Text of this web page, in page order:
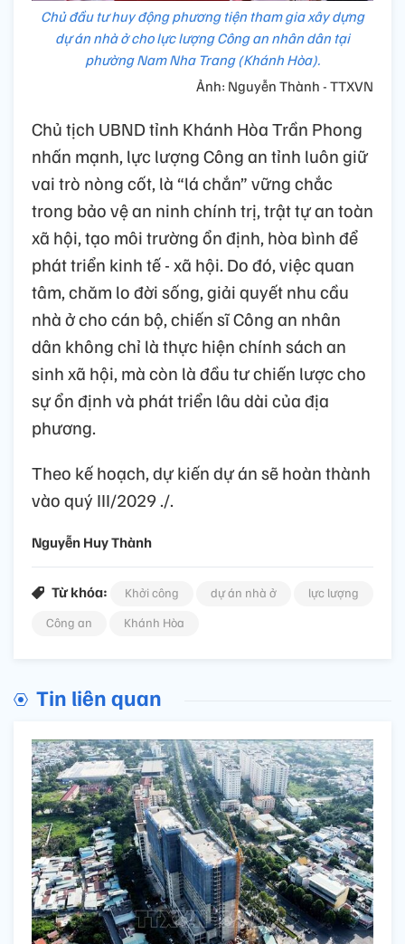
Chủ đầu tư huy động phương tiện tham gia xây dựng
dự án nhà ở cho lực lượng Công an nhân dân tại
phường Nam Nha Trang (Khánh Hòa).
Ảnh: Nguyễn Thành - TTXVN
Chủ tịch UBND tỉnh Khánh Hòa Trần Phong
nhấn mạnh, lực lượng Công an tỉnh luôn giữ
vai trò nòng cốt, là “lá chắn” vững chắc
trong bảo vệ an ninh chính trị, trật tự an toàn
xã hội, tạo môi trường ổn định, hòa bình để
phát triển kinh tế - xã hội. Do đó, việc quan
tâm, chăm lo đời sống, giải quyết nhu cầu
nhà ở cho cán bộ, chiến sĩ Công an nhân
dân không chỉ là thực hiện chính sách an
sinh xã hội, mà còn là đầu tư chiến lược cho
sự ổn định và phát triển lâu dài của địa
phương.
Theo kế hoạch, dự kiến dự án sẽ hoàn thành
vào quý III/2029 ./.
Nguyễn Huy Thành
Từ khóa: Khởi công dự án nhà ở
lực lượng
Công an
Khánh Hòa
Tin liên quan